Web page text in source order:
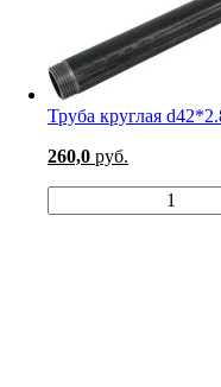
Труба круглая
260,0 руб.